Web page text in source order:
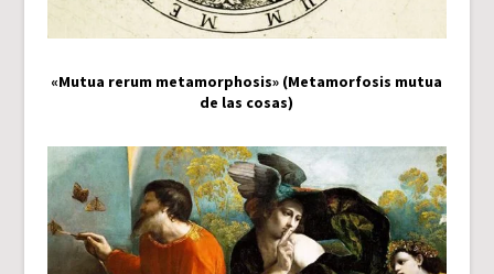
«Mutua rerum metamorphosis» (Metamorfosis mutua
de las cosas)